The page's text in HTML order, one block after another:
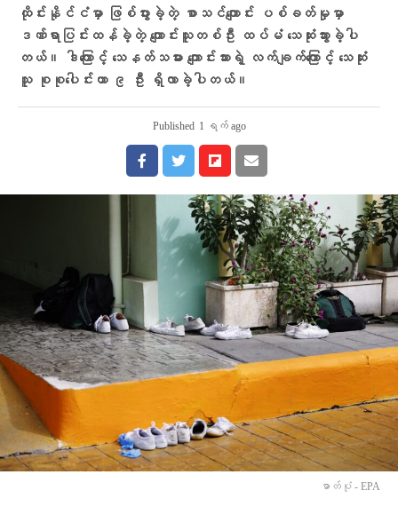
ထိုင်းနိုင်ငံမှာ ဖြစ်ပွားခဲ့တဲ့ စာသင်ကျောင်း ပစ်ခတ်မှုမှာ
ဒဏ်ရာပြင်းထန်ခဲ့တဲ့ ကျောင်းသူတစ်ဦး ထပ်မံ သေဆုံးသွားခဲ့ပါ
တယ်။ ဒါကြောင့် သေနတ်သမား ကျောင်းသားရဲ့ လက်ချက်ကြောင့် သေဆုံး
သူ စုစုပေါင်းဟာ ၉ ဦး ရှိလာခဲ့ပါတယ်။
Published 1 ရက် ago
ဓာတ်ပုံ - EPA